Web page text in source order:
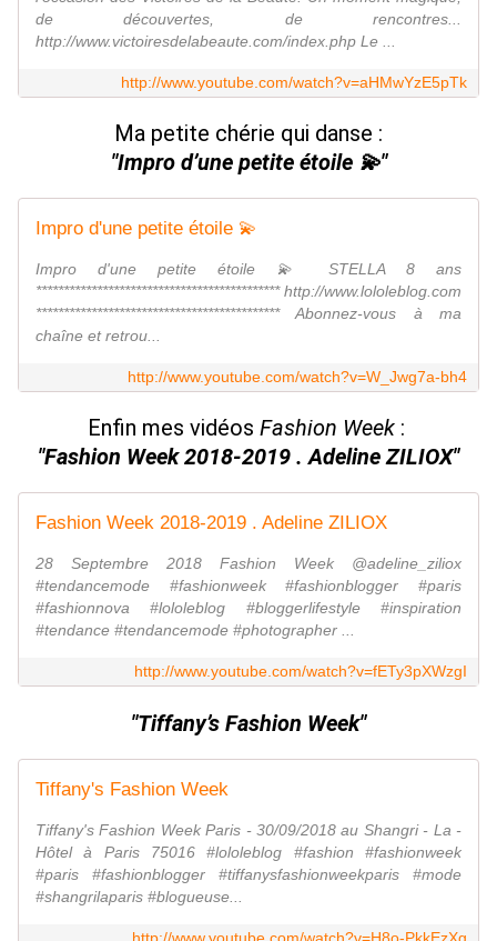
de découvertes, de rencontres...
http://www.victoiresdelabeaute.com/index.php Le ...
http://www.youtube.com/watch?v=aHMwYzE5pTk
Ma petite chérie qui danse :
"Impro d’une petite étoile 💫"
Impro d'une petite étoile 💫
Impro d'une petite étoile 💫 STELLA 8 ans
******************************************** http://www.lololeblog.com
******************************************** Abonnez-vous à ma
chaîne et retrou...
http://www.youtube.com/watch?v=W_Jwg7a-bh4
Enfin mes vidéos Fashion Week:
"Fashion Week 2018-2019 . Adeline ZILIOX"
Fashion Week 2018-2019 . Adeline ZILIOX
28 Septembre 2018 Fashion Week @adeline_ziliox
#tendancemode #fashionweek #fashionblogger #paris
#fashionnova #lololeblog #bloggerlifestyle #inspiration
#tendance #tendancemode #photographer ...
http://www.youtube.com/watch?v=fETy3pXWzgI
"Tiffany’s Fashion Week"
Tiffany's Fashion Week
Tiffany's Fashion Week Paris - 30/09/2018 au Shangri - La -
Hôtel à Paris 75016 #lololeblog #fashion #fashionweek
#paris #fashionblogger #tiffanysfashionweekparis #mode
#shangrilaparis #blogueuse...